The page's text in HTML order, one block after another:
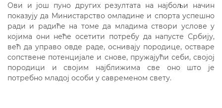
Ови и још пуно других резултата на најбољи начин
показују да Министарство омладине и спорта успешно
ради и радиће на томе да младима створи услове у
којима они неће осетити потребу да напусте Србију,
већ да управо овде раде, оснивају породице, остваре
сопствене потенцијале и снове, пружајући себи, својој
породици и својим најближима све оно што је
потребно младој особи у савременом свету.